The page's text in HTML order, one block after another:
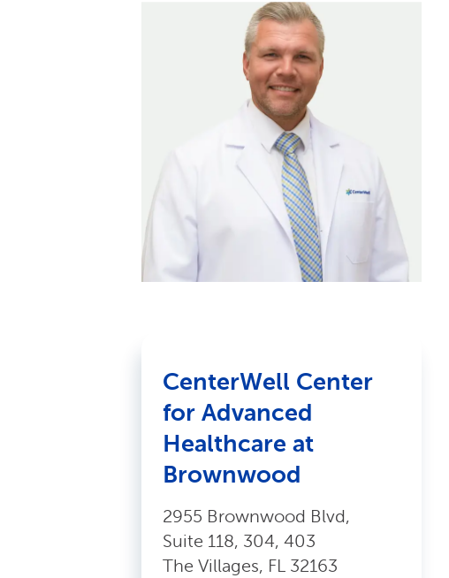
CenterWell Center
for Advanced
Healthcare at
Brownwood
2955 Brownwood Blvd,
Suite 118, 304, 403
The Villages, FL 32163